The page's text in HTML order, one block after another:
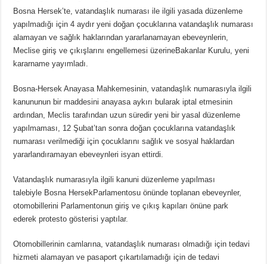
Bosna Hersek’te, vatandaşlık numarası ile ilgili yasada düzenleme
yapılmadığı için 4 aydır yeni doğan çocuklarına vatandaşlık numarası
alamayan ve sağlık haklarından yararlanamayan ebeveynlerin,
Meclise giriş ve çıkışlarını engellemesi üzerineBakanlar Kurulu, yeni
kararname yayımladı.
Bosna-Hersek Anayasa Mahkemesinin, vatandaşlık numarasıyla ilgili
kanununun bir maddesini anayasa aykırı bularak iptal etmesinin
ardından, Meclis tarafından uzun süredir yeni bir yasal düzenleme
yapılmaması, 12 Şubat’tan sonra doğan çocuklarına vatandaşlık
numarası verilmediği için çocuklarını sağlık ve sosyal haklardan
yararlandıramayan ebeveynleri isyan ettirdi.
Vatandaşlık numarasıyla ilgili kanuni düzenleme yapılması
talebiyle Bosna HersekParlamentosu önünde toplanan ebeveynler,
otomobillerini Parlamentonun giriş ve çıkış kapıları önüne park
ederek protesto gösterisi yaptılar.
Otomobillerinin camlarına, vatandaşlık numarası olmadığı için tedavi
hizmeti alamayan ve pasaport çıkartılamadığı için de tedavi